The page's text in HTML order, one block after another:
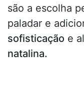
são a escolha
paladar e
sofisticação e
natalina.